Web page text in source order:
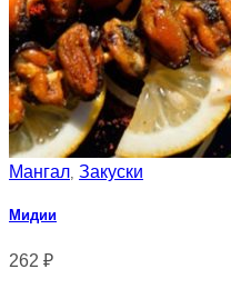
Мангал Закуски
Мидии
262 ₽